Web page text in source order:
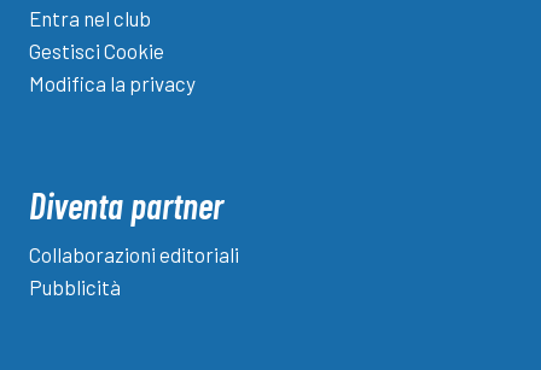
Entra nel club
Gestisci Cookie
Modifica la privacy
Diventa partner
Collaborazioni editoriali
Pubblicità